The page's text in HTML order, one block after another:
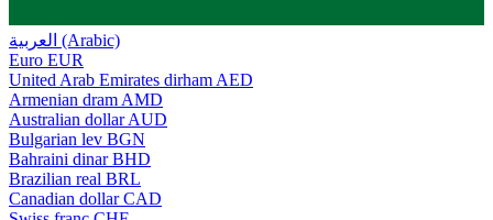
العربية (Arabic)
Euro EUR
United Arab Emirates dirham AED
Armenian dram AMD
Australian dollar AUD
Bulgarian lev BGN
Bahraini dinar BHD
Brazilian real BRL
Canadian dollar CAD